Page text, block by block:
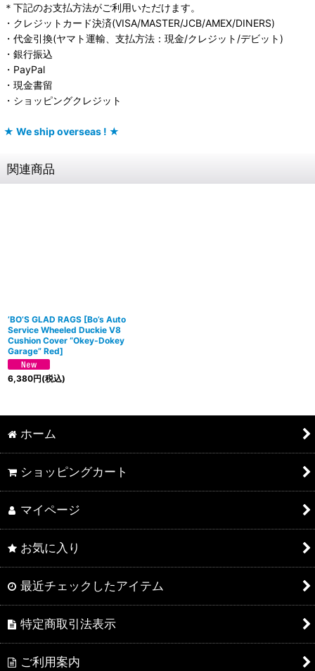
＊下記のお支払方法がご利用いただけます。
・クレジットカード決済(VISA/MASTER/JCB/AMEX/DINERS)
・代金引換(ヤマト運輸、支払方法：現金/クレジット/デビット)
・銀行振込
・PayPal
・現金書留
・ショッピングクレジット
★ We ship overseas ! ★
関連商品
’BO’S GLAD RAGS [Bo’s Auto
Service Wheeled Duckie V8
Cushion Cover “Okey-Dokey
Garage” Red]
6,380円(税込)
ホーム
ショッピングカート
マイページ
お気に入り
最近チェックしたアイテム
特定商取引法表示
ご利用案内